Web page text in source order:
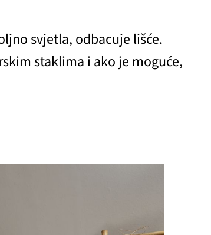
svjetla, odbacuje lišće.
staklima i ako je moguće,